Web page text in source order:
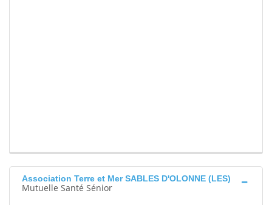
Association Terre et Mer SABLES D'OLONNE (LES)
Mutuelle Santé Sénior